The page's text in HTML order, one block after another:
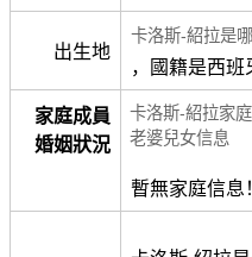
出生地
卡洛斯-紹拉是哪
，國籍是西班
家庭成員
婚姻狀況
卡洛斯-紹拉家
老婆兒女信息
暫無家庭信息